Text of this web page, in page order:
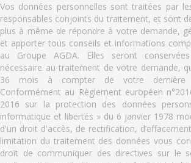
Vos données personnelles sont traitées par
responsables conjoints du traitement, et sont
plus à même de répondre à votre demande,
et apporter tous conseils et informations
au Groupe AGDA. Elles seront
nécessaire au traitement de votre demande,
36 mois à compter de votre dernière
Conformément au Règlement européen
2016 sur la protection des données
informatique et libertés » du 6 janvier 1978
d'un droit d'accès, de rectification,
limitation du traitement des données vous
droit de communiquer des directives sur le